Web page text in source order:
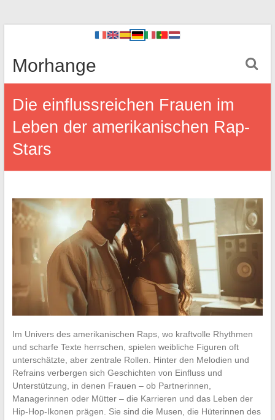
Morhange
Die einflussreichen Frauen im
Leben der amerikanischen Rap-
Stars
Im Univers des amerikanischen Raps, wo kraftvolle Rhythmen
und scharfe Texte herrschen, spielen weibliche Figuren oft
unterschätzte, aber zentrale Rollen. Hinter den Melodien und
Refrains verbergen sich Geschichten von Einfluss und
Unterstützung, in denen Frauen – ob Partnerinnen,
Managerinnen oder Mütter – die Karrieren und das Leben der
Hip-Hop-Ikonen prägen. Sie sind die Musen, die Hüterinnen des